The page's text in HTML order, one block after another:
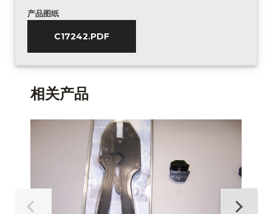
产品图纸
C17242.PDF
相关产品